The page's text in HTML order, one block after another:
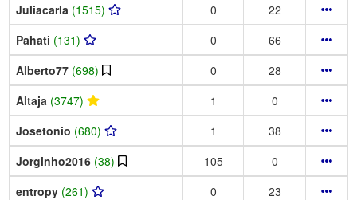
Juliacarla (1515) 0
22
Pahati (131) 0
66
Alberto77 (698) 0
28
Altaja (3747) 1
0
Josetonio (680) 1
38
Jorginho2016 (38) 105
0
entropy (261) 0
23